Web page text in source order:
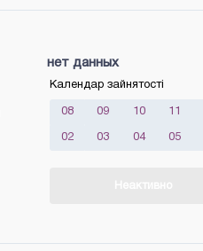
нет данных
Календар зайнятості
08 09 10 11
02 03 04 05